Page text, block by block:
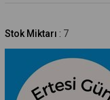
Stok Miktarı : 7